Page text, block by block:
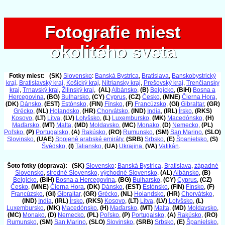
Fotografie miest
okolitého sveta
Fotografie miest
okolitého sveta
Fotky miest: (SK) Slovensko: Banská Bystrica, Bratislava, Banskobystrický
kraj, Bratislavský kraj, Košický kraj, Nitriansky kraj, Prešovský kraj, Trenčiansky
kraj, Trnavský kraj, Žilinský kraj, (AL)Albánsko, (B) Belgicko, (BiH) Bosna a
Hercegovina, (BG) Bulharsko, (CY) Cyprus, (CZ) Česko, (MNE) Čierna Hora,
(DK) Dánsko, (EST) Estónsko, (FIN) Fínsko, (F) Francúzsko, (GI) Gibraltar, (GR)
Grécko, (NL) Holandsko, (HR) Chorvátsko, (IND) India, (IRL) Írsko, (RKS)
Kosovo, (LT) Litva, (LV) Lotyšsko, (L) Luxembursko, (MK) Macedónsko, (H)
Maďarsko, (MT) Malta, (MD) Moldavsko, (MC) Monako, (D) Nemecko, (PL)
Poľsko, (P) Portugalsko, (A) Rakúsko, (RO) Rumunsko, (SM) San Marino, (SLO)
Slovinsko, (UAE) Spojené arabské emiráty, (SRB) Srbsko, (E) Španielsko, (S)
Švédsko, (I) Taliansko, (UA) Ukrajina, (VA) Vatikán.
Šoto fotky (doprava): (SK) Slovensko: Banská Bystrica, Bratislava, západné
Slovensko, stredné Slovensko, východné Slovensko, (AL)Albánsko, (B)
Belgicko, (BiH) Bosna a Hercegovina, (BG) Bulharsko, (CY) Cyprus, (CZ)
Česko, (MNE) Čierna Hora, (DK) Dánsko, (EST) Estónsko, (FIN) Fínsko, (F)
Francúzsko, (GI) Gibraltar, (GR) Grécko, (NL) Holandsko, (HR) Chorvátsko,
(IND) India, (IRL) Írsko, (RKS) Kosovo, (LT) Litva, (LV) Lotyšsko, (L)
Luxembursko, (MK) Macedónsko, (H) Maďarsko, (MT) Malta, (MD) Moldavsko,
(MC) Monako, (D) Nemecko, (PL) Poľsko, (P) Portugalsko, (A) Rakúsko, (RO)
Rumunsko, (SM) San Marino, (SLO) Slovinsko, (SRB) Srbsko, (E) Španielsko,